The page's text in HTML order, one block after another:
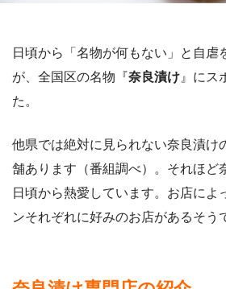
日頃から「名物が何もない」と自虐
が、全国区の名物『奈良漬け 』にス
た。
他県では絶対に見られない奈良漬け
舗あります（番組調べ）。それほど
日頃から熱愛しています。お店によ
ンそれぞれに好みのお店があるそう